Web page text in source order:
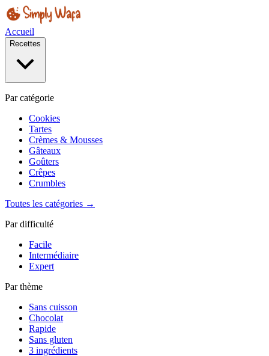
Accueil
Recettes
Par catégorie
Cookies
Tartes
Crèmes & Mousses
Gâteaux
Goûters
Crêpes
Crumbles
Toutes les catégories →
Par difficulté
Facile
Intermédiaire
Expert
Par thème
Sans cuisson
Chocolat
Rapide
Sans gluten
3 ingrédients